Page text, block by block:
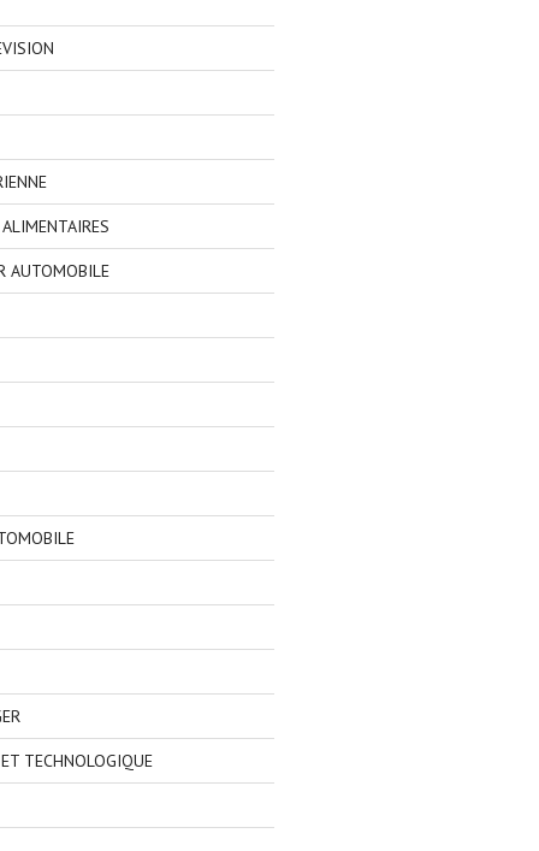
AUTOMOBILE
TECHNOLOGIQUE